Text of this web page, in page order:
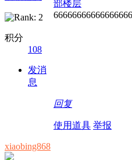
积分
108
发消
息
部楼层
回复
使用道具 举报
xiaobing868